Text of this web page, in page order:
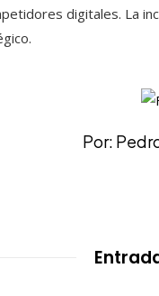
digitales. La
Por: